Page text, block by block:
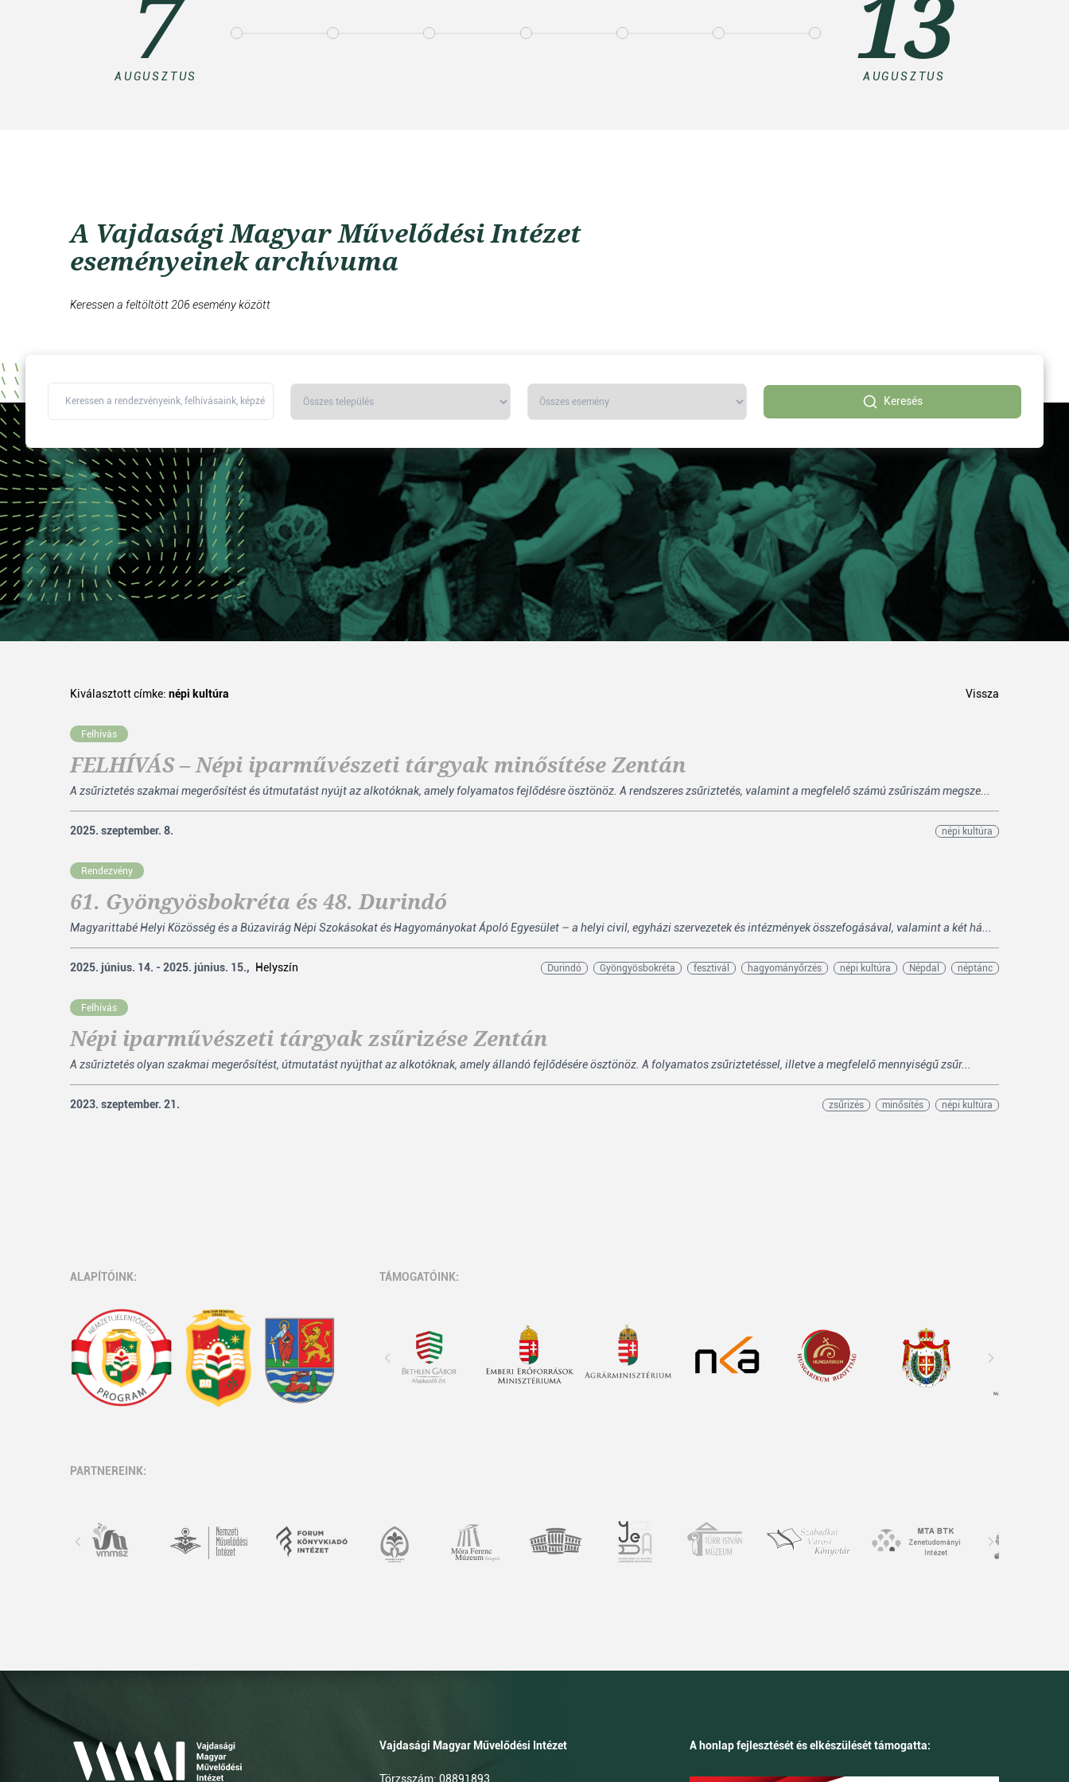
AUGUSZTUS AUGUSZTUS
A Vajdasági Magyar Művelődési Intézet
eseményeinek archívuma
Keressen a feltöltött 206 esemény között
Keresés
Kiválasztott címke: népi kultúra Vissza
Felhívás
FELHÍVÁS – Népi iparművészeti tárgyak minősítése Zentán
A zsűriztetés szakmai megerősítést és útmutatást nyújt az alkotóknak, amely folyamatos fejlődésre ösztönöz. A rendszeres zsűriztetés, valamint a megfelelő számú zsűriszám megsze...
2025. szeptember. 8. népi kultúra
Rendezvény
61. Gyöngyösbokréta és 48. Durindó
Magyarittabé Helyi Közösség és a Búzavirág Népi Szokásokat és Hagyományokat Ápoló Egyesület – a helyi civil, egyházi szervezetek és intézmények összefogásával, valamint a két há...
2025. június. 14. - 2025. június. 15., Helyszín Durindó Gyöngyösbokréta fesztivál hagyományőrzés népi kultúra Népdal néptánc
Felhívás
Népi iparművészeti tárgyak zsűrizése Zentán
A zsűriztetés olyan szakmai megerősítést, útmutatást nyújthat az alkotóknak, amely állandó fejlődésére ösztönöz. A folyamatos zsűriztetéssel, illetve a megfelelő mennyiségű zsűr...
2023. szeptember. 21. zsűrizés minősítés népi kultúra
ALAPÍTÓINK: TÁMOGATÓINK:
PARTNEREINK:
Vajdasági Magyar Művelődési Intézet
Törzsszám: 08891893
A honlap fejlesztését és elkészülését támogatta: